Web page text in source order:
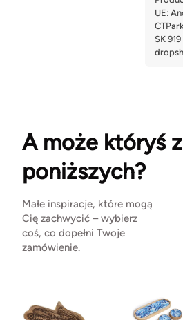
A może któryś z
poniższych?
Małe inspiracje, które mogą
Cię zachwycić – wybierz
coś, co dopełni Twoje
zamówienie.